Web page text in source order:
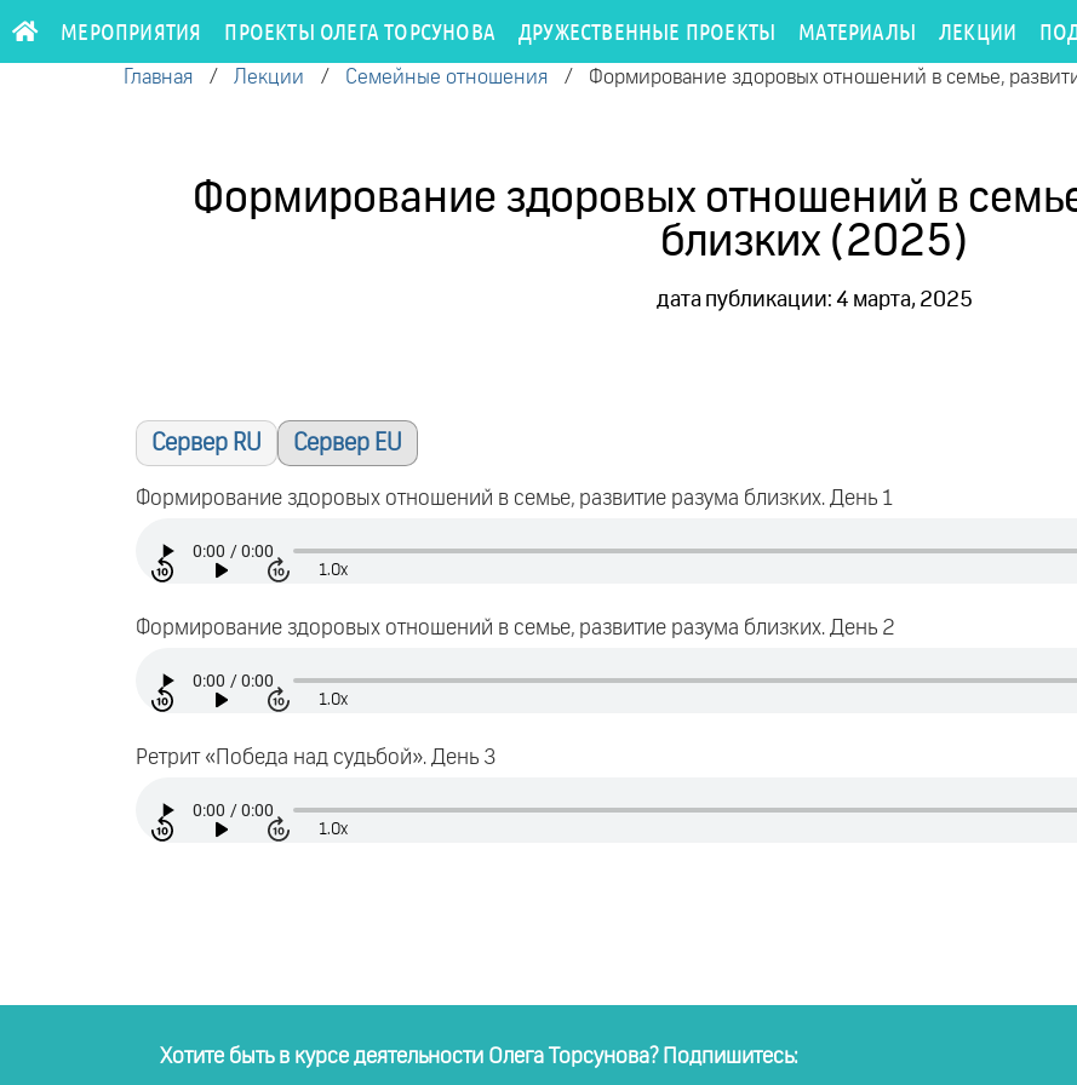
МЕРОПРИЯТИЯ ПРОЕКТЫ ОЛЕГА ТОРСУНОВА ДРУЖЕСТВЕННЫЕ ПРОЕКТЫ МАТЕРИАЛЫ ЛЕКЦИИ
Главная / Лекции / Семейные отношения / Формирование здоровых отношений в семье,
Формирование здоровых отношений в
близких (2025)
дата публикации: 4 марта, 2025
Сервер RU Сервер EU
Формирование здоровых отношений в семье, развитие разума близких. День 1
1.0x
Формирование здоровых отношений в семье, развитие разума близких. День 2
1.0x
Ретрит «Победа над судьбой». День 3
1.0x
Хотите быть в курсе деятельности Олега Торсунова? Подпишитесь: